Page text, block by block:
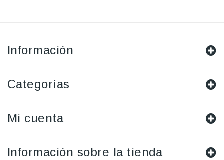
Información
Categorías
Mi cuenta
Información sobre la tienda